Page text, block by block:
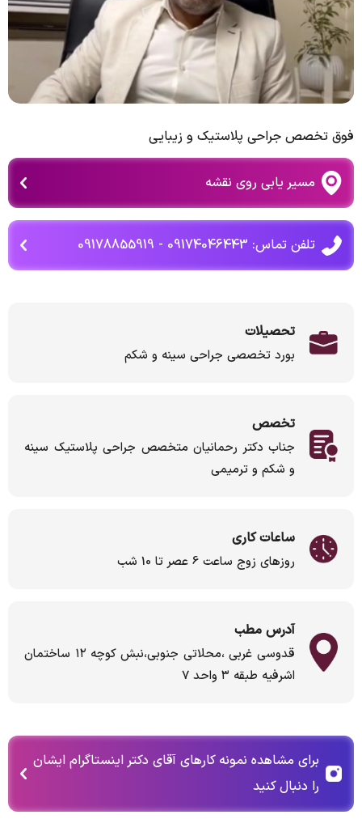
فوق تخصص جراحی پلاستیک و زیبایی
مسیر یابی روی نقشه
تلفن تماس: 09174046443 - 09178855919
تحصیلات
بورد تخصصی جراحی سینه و شکم
تخصص
جناب دکتر رحمانیان متخصص جراحی پلاستیک سینه
و شکم و ترمیمی
ساعات کاری
روزهای زوج ساعت 6 عصر تا 10 شب
آدرس مطب
قدوسی غربی ،محلاتی جنوبی،نبش کوچه ۱۲ ساختمان
اشرفیه طبقه ۳ واحد ۷
برای مشاهده نمونه کارهای آقای دکتر اینستاگرام ایشان
را دنبال کنید